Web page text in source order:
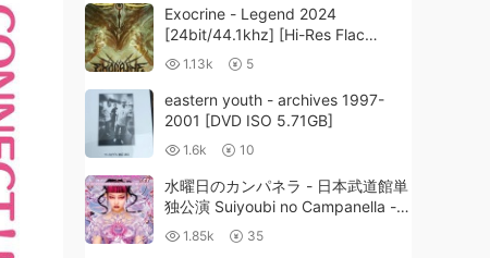
Exocrine - Legend 2024
[24bit/44.1khz] [Hi-Res Flac
465MB]
1.13k 5
eastern youth - archives 1997-
2001 [DVD ISO 5.71GB]
1.6k 10
水曜日のカンパネラ - 日本武道館単
独公演 Suiyoubi no Campanella -
Nippon Budokan Tandoku Kouen -
Meteor Shower- 2024 2CD+1BD
1.85k 35